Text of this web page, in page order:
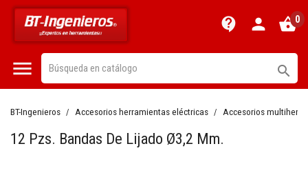
contact_support person shopping_basket0
 
BT-Ingenieros Accesorios herramientas eléctricas Accesorios
12 Pzs. Bandas De Lijado Ø3,2 Mm.